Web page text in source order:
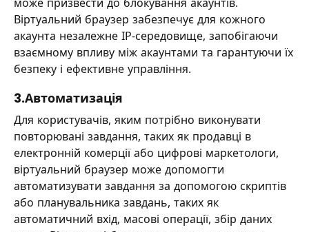
Віртуальний браузер забезпечує для кожного
акаунта незалежне IP-середовище, запобігаючи
взаємному впливу між акаунтами та гарантуючи їх
безпеку і ефективне управління.
3.Автоматизація
Для користувачів, яким потрібно виконувати
повторювані завдання, таких як продавці в
електронній комерції або цифрові маркетологи,
віртуальний браузер може допомогти
автоматизувати завдання за допомогою скриптів
або планувальника завдань, таких як
автоматичний вхід, масові операції, збір даних